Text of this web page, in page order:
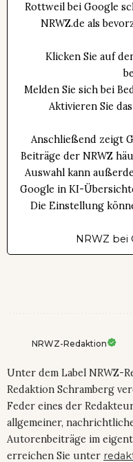
Rottweil bei Google
NRWZ.de als
Klicken Sie auf
Melden Sie sich bei
Aktivieren Sie
Anschließend zeigt
Beiträge der NRWZ
Auswahl kann
Google in KI-
Die Einstellung
NRWZ
NRWZ-Redaktion
Unter dem Label NRWZ-
Redaktion Schramberg
Feder eines der
allgemeiner,
Autorenbeiträge im
erreichen Sie unter